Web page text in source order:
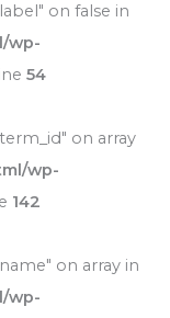
on false in
wp-
54
on array
wp-
142
on array in
wp-